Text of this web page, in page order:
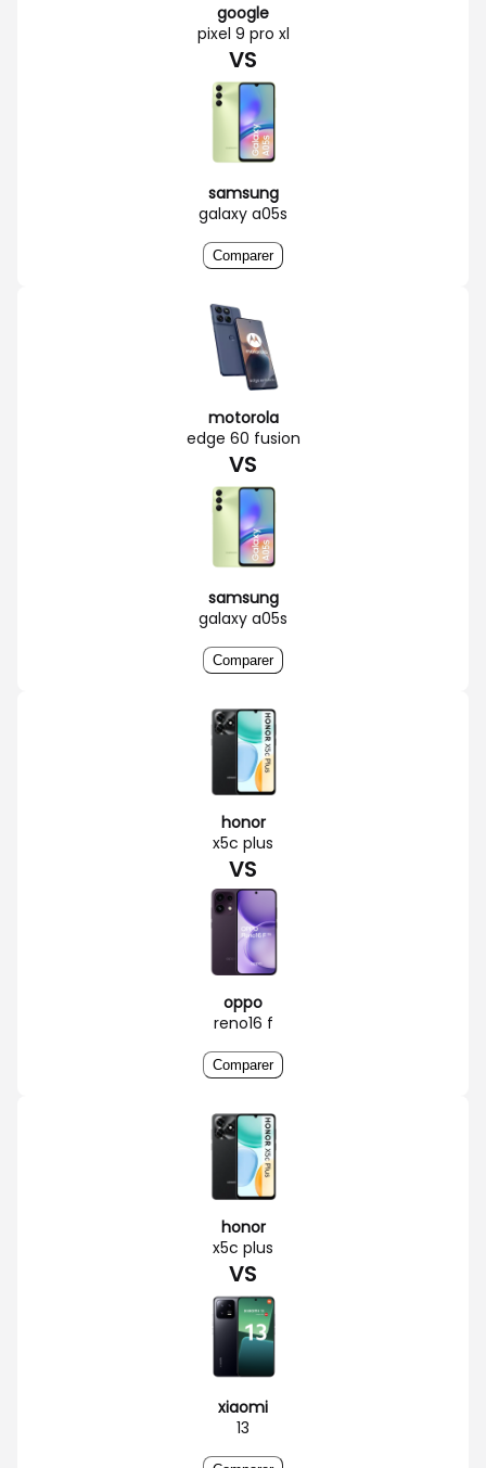
google
pixel 9 pro xl
VS
samsung
galaxy a05s
Comparer
motorola
edge 60 fusion
VS
samsung
galaxy a05s
Comparer
honor
x5c plus
VS
oppo
reno16 f
Comparer
honor
x5c plus
VS
xiaomi
13